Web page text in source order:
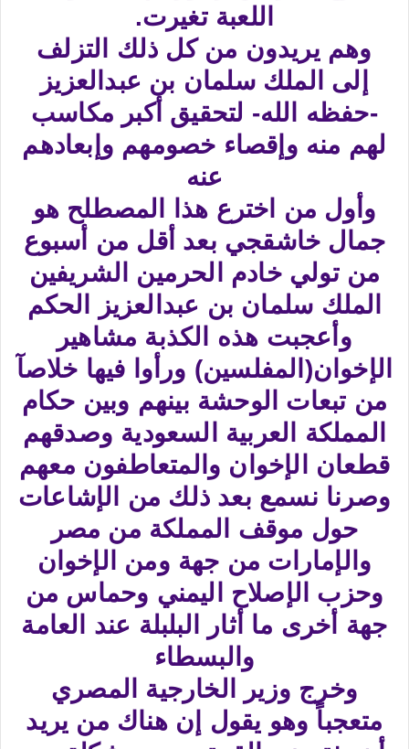
اللعبة تغيرت.
وهم يريدون من كل ذلك التزلف
إلى الملك سلمان بن عبدالعزيز
-حفظه الله- لتحقيق أكبر مكاسب
لهم منه وإقصاء خصومهم وإبعادهم
عنه
وأول من اخترع هذا المصطلح هو
جمال خاشقجي بعد أقل من أسبوع
من تولي خادم الحرمين الشريفين
الملك سلمان بن عبدالعزيز الحكم
وأعجبت هذه الكذبة مشاهير
الإخوان(المفلسين) ورأوا فيها خلاصآ
من تبعات الوحشة بينهم وبين حكام
المملكة العربية السعودية وصدقهم
قطعان الإخوان والمتعاطفون معهم
وصرنا نسمع بعد ذلك من الإشاعات
حول موقف المملكة من مصر
والإمارات من جهة ومن الإخوان
وحزب الإصلاح اليمني وحماس من
جهة أخرى ما أثار البلبلة عند العامة
والبسطاء
وخرج وزير الخارجية المصري
متعجباً وهو يقول إن هناك من يريد